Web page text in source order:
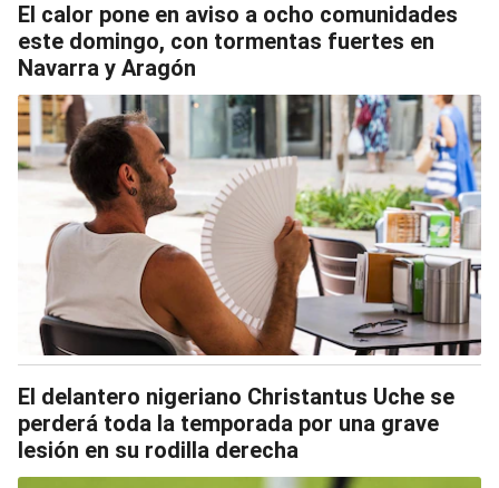
El calor pone en aviso a ocho comunidades
este domingo, con tormentas fuertes en
Navarra y Aragón
El delantero nigeriano Christantus Uche se
perderá toda la temporada por una grave
lesión en su rodilla derecha